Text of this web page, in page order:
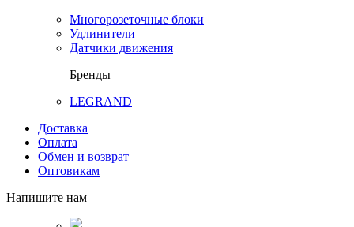
Многорозеточные блоки
Удлинители
Датчики движения
Бренды
LEGRAND
Доставка
Оплата
Обмен и возврат
Оптовикам
Напишите нам